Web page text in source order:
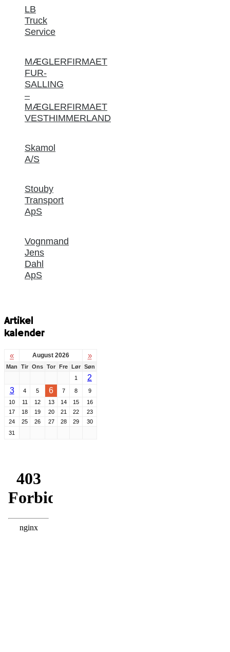
LB
Truck
Service
MÆGLERFIRMAET
FUR-
SALLING
–
MÆGLERFIRMAET
VESTHIMMERLAND
Skamol
A/S
Stouby
Transport
ApS
Vognmand
Jens
Dahl
ApS
Artikel
kalender
« August 2026 »
Man Tir Ons Tor Fre Lør Søn
1
2
3
4 5 6 7 8
9
10
11 12 13 14 15
16
17
18 19 20 21 22
23
24
25 26 27 28 29
30
31